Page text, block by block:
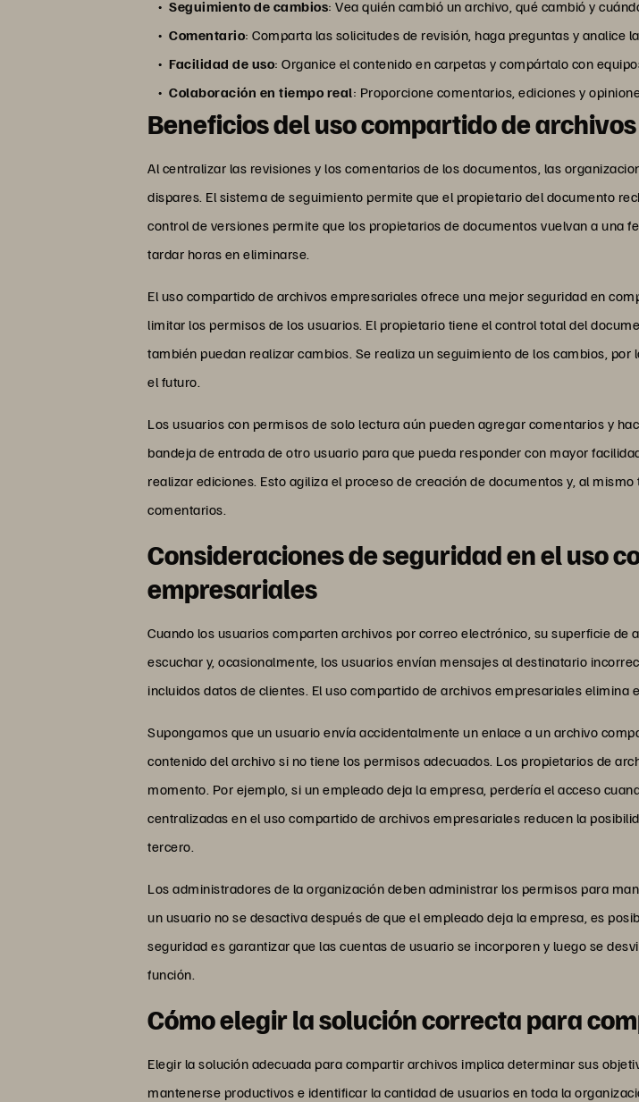
Seguimiento de cambios: Vea quién cambió un archivo, qué cambió y
Comentario: Comparta las solicitudes de revisión, haga preguntas y analice
Facilidad de uso: Organice el contenido en carpetas y compártalo con
Colaboración en tiempo real: Proporcione comentarios, ediciones y
Beneficios del uso compartido de
Al centralizar las revisiones y los comentarios de los documentos, las
dispares. El sistema de seguimiento permite que el propietario del documento
control de versiones permite que los propietarios de documentos vuelvan a una
tardar horas en eliminarse.
El uso compartido de archivos empresariales ofrece una mejor seguridad en
limitar los permisos de los usuarios. El propietario tiene el control total del
también puedan realizar cambios. Se realiza un seguimiento de los cambios,
el futuro.
Los usuarios con permisos de solo lectura aún pueden agregar comentarios y
bandeja de entrada de otro usuario para que pueda responder con mayor
realizar ediciones. Esto agiliza el proceso de creación de documentos y, al
comentarios.
Consideraciones de seguridad en el uso
empresariales
Cuando los usuarios comparten archivos por correo electrónico, su superficie
escuchar y, ocasionalmente, los usuarios envían mensajes al destinatario
incluidos datos de clientes. El uso compartido de archivos empresariales
Supongamos que un usuario envía accidentalmente un enlace a un archivo
contenido del archivo si no tiene los permisos adecuados. Los propietarios de
momento. Por ejemplo, si un empleado deja la empresa, perdería el acceso
centralizadas en el uso compartido de archivos empresariales reducen la
tercero.
Los administradores de la organización deben administrar los permisos para
un usuario no se desactiva después de que el empleado deja la empresa, es
seguridad es garantizar que las cuentas de usuario se incorporen y luego se
función.
Cómo elegir la solución correcta para
Elegir la solución adecuada para compartir archivos implica determinar sus
mantenerse productivos e identificar la cantidad de usuarios en toda la